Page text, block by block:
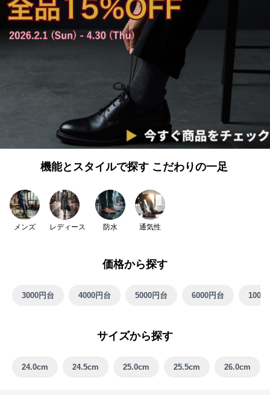
機能とスタイルで探す こだわりの一足
メンズ レディース 防水 通気性
価格から探す
3000円台 4000円台 5000円台 6000円台
サイズから探す
24.0cm 24.5cm 25.0cm 25.5cm 26.0cm